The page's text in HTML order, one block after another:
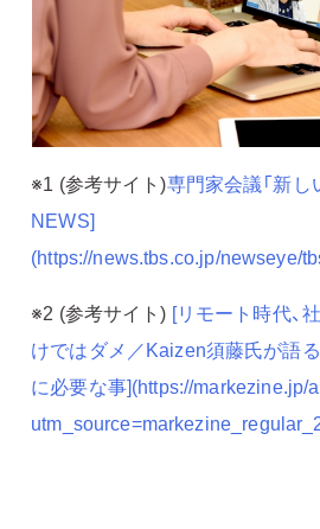
※1 (参考サイト)専門家会議「新し
NEWS]
(https://news.tbs.co.jp/newseye/
※2 (参考サイト) [リモート時代、
けではダメ／Kaizen須藤氏が語
に必要な事](https://markezine.jp/